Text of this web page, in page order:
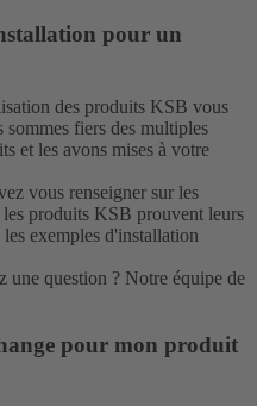
pour un
des produits KSB vous
fiers des multiples
et les avons mises à votre
vous renseigner sur les
produits KSB prouvent leurs
exemples d'installation
une question ? Notre équipe de
pour mon produit